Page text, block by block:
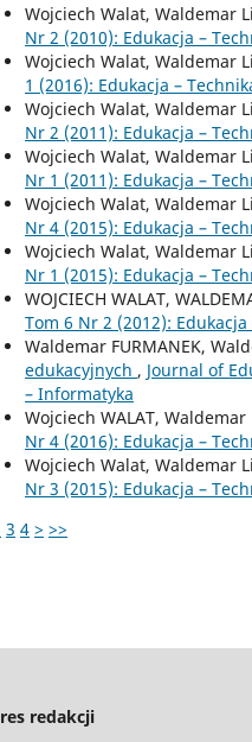
Wojciech Walat, Waldemar
Nr 2 (2010): Edukacja –
Wojciech Walat, Waldemar
1 (2016): Edukacja –
Wojciech Walat, Waldemar
Nr 2 (2011): Edukacja –
Wojciech Walat, Waldemar
Nr 1 (2011): Edukacja –
Wojciech Walat, Waldemar
Nr 4 (2015): Edukacja –
Wojciech Walat, Waldemar
Nr 1 (2015): Edukacja –
WOJCIECH WALAT,
Tom 6 Nr 2 (2012):
Waldemar FURMANEK,
edukacyjnych , Journal of
– Informatyka
Wojciech WALAT, Waldemar
Nr 4 (2016): Edukacja –
Wojciech Walat, Waldemar
Nr 3 (2015): Edukacja –
3 4 > >>
redakcji